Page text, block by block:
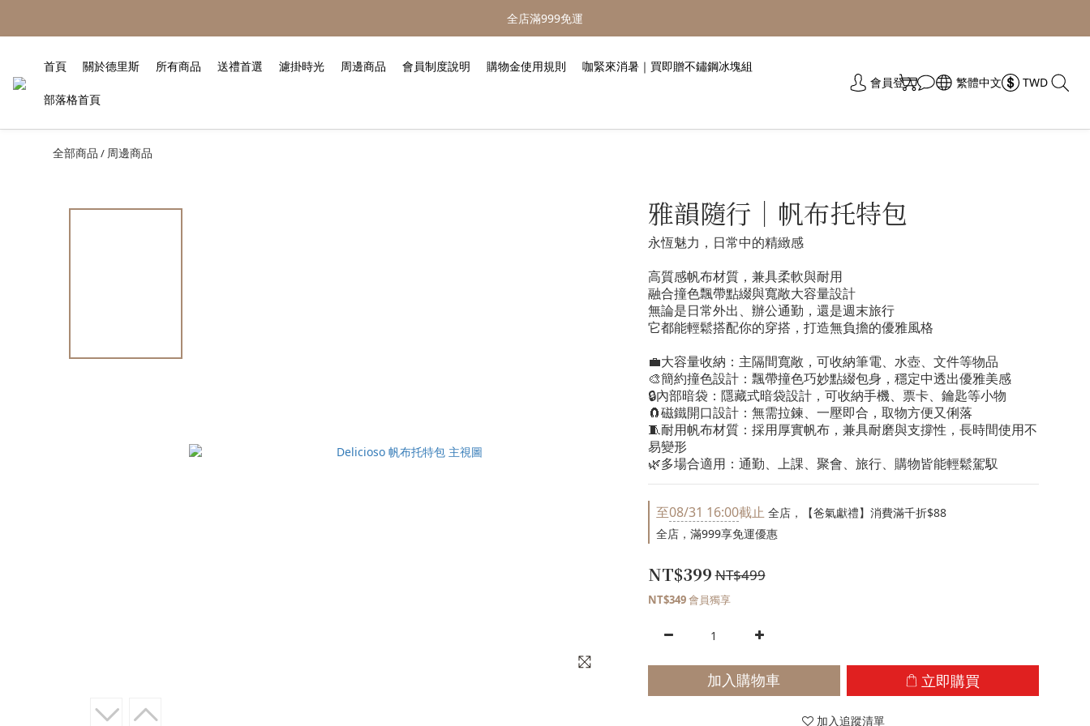
全店滿999免運
首頁 關於德里斯 所有商品 送禮首選 濾掛時光 周邊商品 會員制度說明 購物金使用規則 咖緊來消暑｜買即贈不鏽鋼冰塊組
部落格首頁
會員登入 繁體中文 TWD
全部商品 / 周邊商品
雅韻隨行｜帆布托特包
永恆魅力，日常中的精緻感
高質感帆布材質，兼具柔軟與耐用
融合撞色飄帶點綴與寬敞大容量設計
無論是日常外出、辦公通勤，還是週末旅行
它都能輕鬆搭配你的穿搭，打造無負擔的優雅風格
💼大容量收納：主隔間寬敞，可收納筆電、水壺、文件等物品
🎨簡約撞色設計：飄帶撞色巧妙點綴包身，穩定中透出優雅美感
🔒內部暗袋：隱藏式暗袋設計，可收納手機、票卡、鑰匙等小物
🧲磁鐵開口設計：無需拉鍊、一壓即合，取物方便又俐落
🧵耐用帆布材質：採用厚實帆布，兼具耐磨與支撐性，長時間使用不
易變形
🌿多場合適用：通勤、上課、聚會、旅行、購物皆能輕鬆駕馭
至08/31 16:00截止 全店，【爸氣獻禮】消費滿千折$88
全店，滿999享免運優惠
NT$399NT$499
NT$349會員獨享
加入購物車 立即購買
加入追蹤清單